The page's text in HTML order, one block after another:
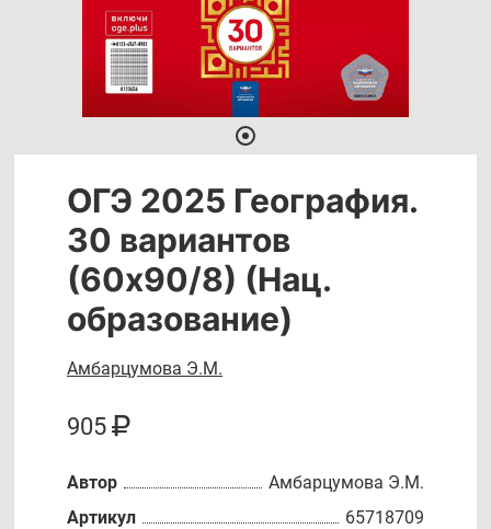
ОГЭ 2025 География.
30 вариантов
(60х90/8) (Нац.
образование)
Амбарцумова Э.М.
905
Автор
Амбарцумова Э.М.
Артикул
65718709